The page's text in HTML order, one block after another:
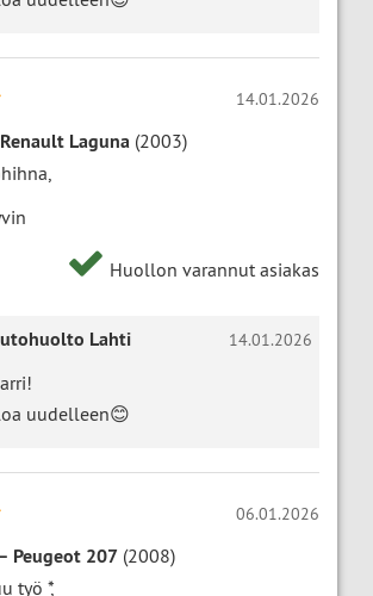
14.01.2026
Renault Laguna (2003)
Huollon varannut asiakas
14.01.2026
Lahti
uudelleen😊
06.01.2026
Peugeot 207 (2008)
työ *,